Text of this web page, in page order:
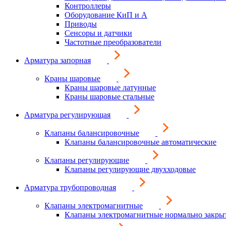
Контроллеры
Оборудование КиП и А
Приводы
Сенсоры и датчики
Частотные преобразователи
Арматура запорная
Краны шаровые
Краны шаровые латунные
Краны шаровые стальные
Арматура регулирующая
Клапаны балансировочные
Клапаны балансировочные автоматические
Клапаны регулирующие
Клапаны регулирующие двухходовые
Арматура трубопроводная
Клапаны электромагнитные
Клапаны электромагнитные нормально